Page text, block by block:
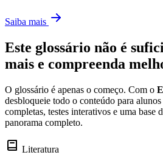
Saiba mais
Este glossário não é
mais e compreenda
O glossário é apenas o começo. Com o
desbloqueie todo o conteúdo para alunos
completas, testes interativos e uma base
panorama completo.
Literatura